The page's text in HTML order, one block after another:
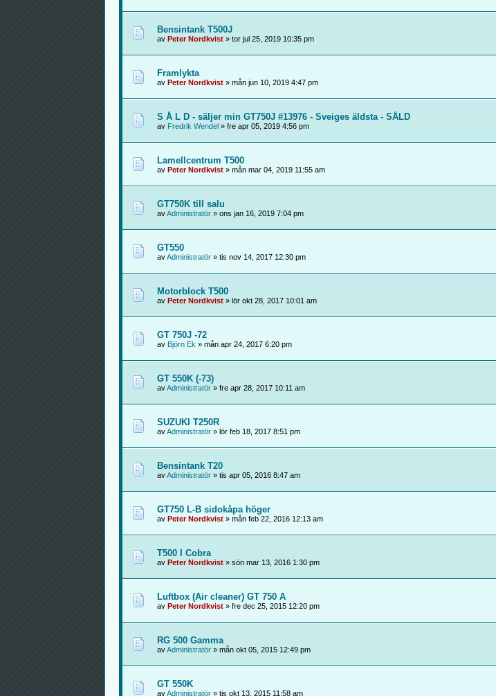
Bensintank T500J
av Peter Nordkvist» tor jul 25, 2019 10:35 pm
Framlykta
av Peter Nordkvist» mån jun 10, 2019 4:47 pm
S Å L D - säljer min GT750J #13976 - Sveiges äldsta - SÅLD
av Fredrik Wendel» fre apr 05, 2019 4:56 pm
Lamellcentrum T500
av Peter Nordkvist» mån mar 04, 2019 11:55 am
GT750K till salu
avAdministratör» ons jan 16, 2019 7:04 pm
GT550
avAdministratör» tis nov 14, 2017 12:30 pm
Motorblock T500
av Peter Nordkvist» lör okt 28, 2017 10:01 am
GT 750J -72
av Björn Ek » mån apr 24, 2017 6:20 pm
GT 550K (-73)
avAdministratör» fre apr 28, 2017 10:11 am
SUZUKI T250R
avAdministratör» lör feb 18, 2017 8:51 pm
Bensintank T20
avAdministratör» tis apr 05, 2016 8:47 am
GT750 L-B sidokåpa höger
av Peter Nordkvist» mån feb 22, 2016 12:13 am
T500 I Cobra
av Peter Nordkvist» sön mar 13, 2016 1:30 pm
Luftbox (Air cleaner) GT 750 A
av Peter Nordkvist» fre dec 25, 2015 12:20 pm
RG 500 Gamma
avAdministratör» mån okt 05, 2015 12:49 pm
GT 550K
avAdministratör» tis okt 13, 2015 11:58 am